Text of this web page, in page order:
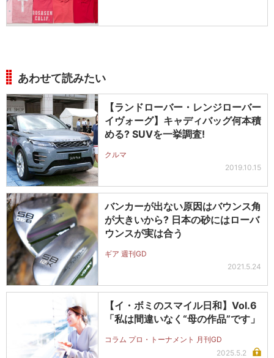
あわせて読みたい
【ランドローバー・レンジローバー
イヴォーグ】キャディバッグ何本積
める? SUVを一挙調査!
クルマ
2019.10.15
バンカーが出ない原因はバウンス角
が大きいから? 日本の砂にはローバ
ウンスが実は合う
ギア 週刊GD
2021.5.24
【イ・ボミのスマイル日和】Vol.6
「私は間違いなく“母の作品”です」
コラム プロ・トーナメント 月刊GD
2025.5.2